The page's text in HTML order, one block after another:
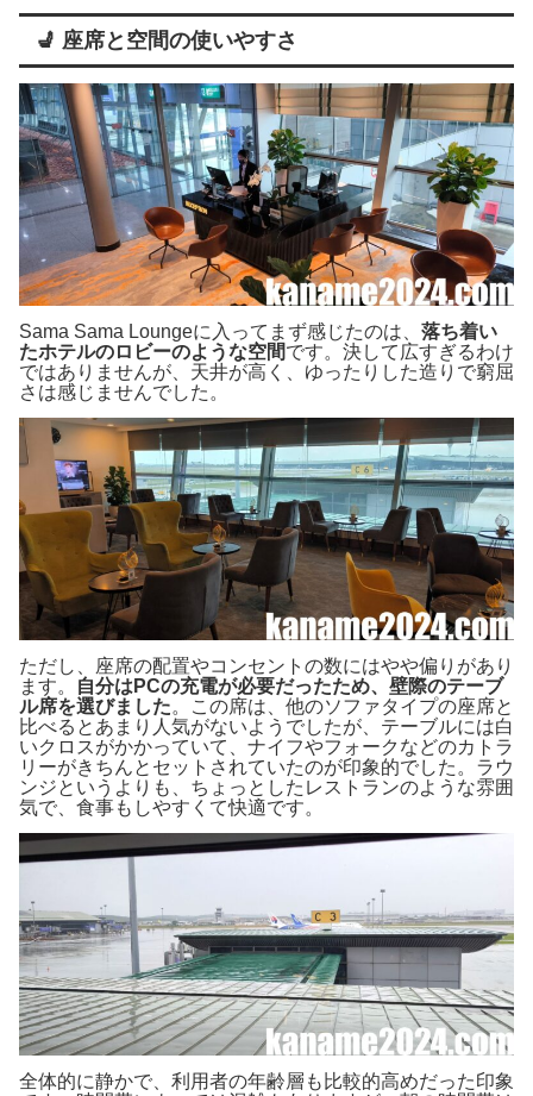
💺 座席と空間の使いやすさ
Sama Sama Loungeに入ってまず感じたのは、 落ち着い
たホテルのロビーのような空間です。決して広すぎるわけ
ではありませんが、天井が高く、ゆったりした造りで窮屈
さは感じませんでした。
ただし、座席の配置やコンセントの数にはやや偏りがあり
ます。
自分はPCの充電が必要だったため、壁際のテーブ
ル席を選びました。この席は、他のソファタイプの座席と
比べるとあまり人気がないようでしたが、テーブルには白
いクロスがかかっていて、ナイフやフォークなどのカトラ
リーがきちんとセットされていたのが印象的でした。ラウ
ンジというよりも、ちょっとしたレストランのような雰囲
気で、食事もしやすくて快適です。
全体的に静かで、利用者の年齢層も比較的高めだった印象